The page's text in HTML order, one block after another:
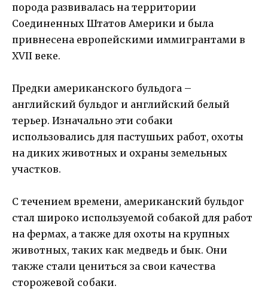
порода развивалась на территории
Соединенных Штатов Америки и была
привнесена европейскими иммигрантами в
XVII веке.
Предки американского бульдога –
английский бульдог и английский белый
терьер. Изначально эти собаки
использовались для пастушьих работ, охоты
на диких животных и охраны земельных
участков.
С течением времени, американский бульдог
стал широко используемой собакой для работ
на фермах, а также для охоты на крупных
животных, таких как медведь и бык. Они
также стали цениться за свои качества
сторожевой собаки.